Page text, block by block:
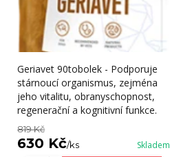
Geriavet 90tobolek - Podporuje
stárnoucí organismus, zejména
jeho vitalitu, obranyschopnost,
regenerační a kognitivní funkce.
819 Kč
630 Kč/ks Skladem